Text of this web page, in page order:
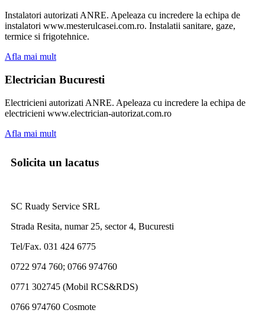
Instalatori autorizati ANRE. Apeleaza cu incredere la echipa de
instalatori www.mesterulcasei.com.ro. Instalatii sanitare, gaze,
termice si frigotehnice.
Afla mai mult
Electrician Bucuresti
Electricieni autorizati ANRE. Apeleaza cu incredere la echipa de
electricieni www.electrician-autorizat.com.ro
Afla mai mult
Solicita un lacatus
SC Ruady Service SRL
Strada Resita, numar 25, sector 4, Bucuresti
Tel/Fax. 031 424 6775
0722 974 760; 0766 974760
0771 302745 (Mobil RCS&RDS)
0766 974760 Cosmote